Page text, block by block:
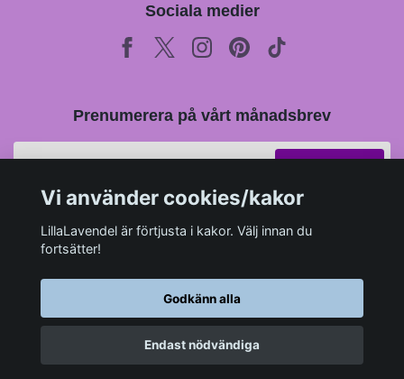
Sociala medier
Prenumerera på vårt månadsbrev
© 2026 LillaLavendel.se–Powered by Quickbutik
Vi använder cookies/kakor
LillaLavendel är förtjusta i kakor. Välj innan du
fortsätter!
Godkänn alla
Endast nödvändiga